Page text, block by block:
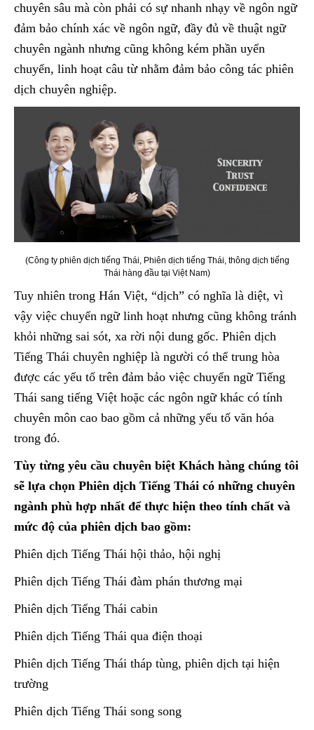
chuyên sâu mà còn phải có sự nhanh nhạy về ngôn ngữ
đảm bảo chính xác về ngôn ngữ, đầy đủ về thuật ngữ
chuyên ngành nhưng cũng không kém phần uyển
chuyển, linh hoạt câu từ nhằm đảm bảo công tác phiên
dịch chuyên nghiệp.
(Công ty phiên dịch tiếng Thái, Phiên dịch tiếng Thái, thông dịch tiếng
Thái hàng đầu tại Việt Nam)
Tuy nhiên trong Hán Việt, “dịch” có nghĩa là diệt, vì
vậy việc chuyển ngữ linh hoạt nhưng cũng không tránh
khỏi những sai sót, xa rời nội dung gốc. Phiên dịch
Tiếng Thái chuyên nghiệp là người có thể trung hòa
được các yếu tố trên đảm bảo việc chuyển ngữ Tiếng
Thái sang tiếng Việt hoặc các ngôn ngữ khác có tính
chuyên môn cao bao gồm cả những yếu tố văn hóa
trong đó.
Tùy từng yêu cầu chuyên biệt Khách hàng chúng tôi
sẽ lựa chọn Phiên dịch Tiếng Thái có những chuyên
ngành phù hợp nhất để thực hiện theo tính chất và
mức độ của phiên dịch bao gồm:
Phiên dịch Tiếng Thái hội thảo, hội nghị
Phiên dịch Tiếng Thái đàm phán thương mại
Phiên dịch Tiếng Thái cabin
Phiên dịch Tiếng Thái qua điện thoại
Phiên dịch Tiếng Thái tháp tùng, phiên dịch tại hiện
trường
Phiên dịch Tiếng Thái song song